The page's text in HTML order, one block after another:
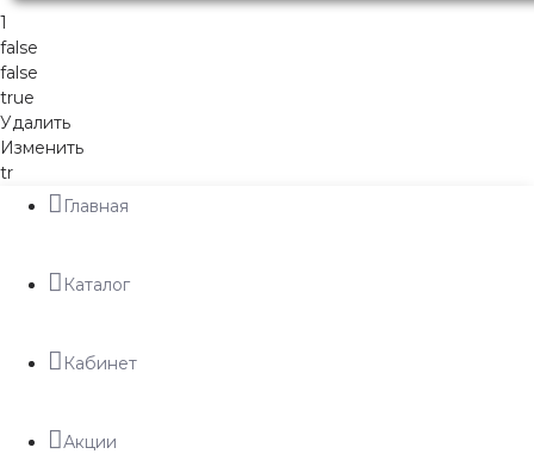
1
false
false
true
Удалить
Изменить
tr
Главная
Каталог
Кабинет
Акции